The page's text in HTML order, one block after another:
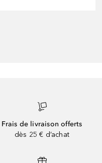
Frais de livraison offerts
dès 25 € d’achat